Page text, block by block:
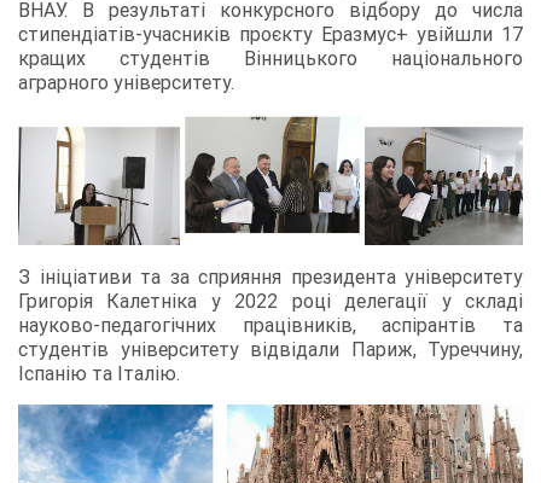
ВНАУ. В результаті конкурсного відбору до числа
стипендіатів-учасників проєкту Еразмус+ увійшли 17
кращих студентів Вінницького національного
аграрного університету.
З ініціативи та за сприяння президента університету
Григорія Калетніка у 2022 році делегації у складі
науково-педагогічних працівників, аспірантів та
студентів університету відвідали Париж, Туреччину,
Іспанію та Італію.